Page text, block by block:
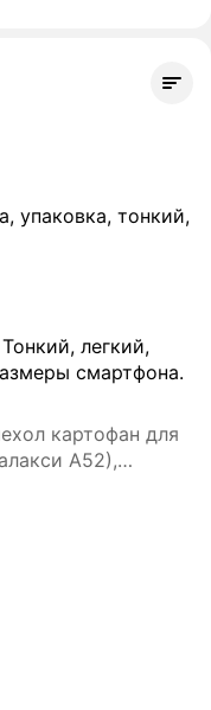
упаковка, тонкий,
легкий,
смартфона.
картофан для
А52),